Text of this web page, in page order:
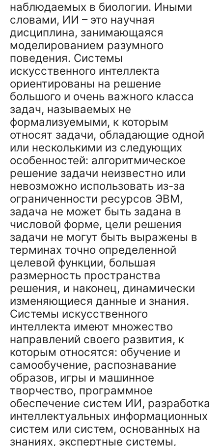
наблюдаемых в биологии. Иными
словами, ИИ – это научная
дисциплина, занимающаяся
моделированием разумного
поведения. Системы
искусственного интеллекта
ориентированы на решение
большого и очень важного класса
задач, называемых не
формализуемыми, к которым
относят задачи, обладающие одной
или несколькими из следующих
особенностей: алгоритмическое
решение задачи неизвестно или
невозможно использовать из-за
ограниченности ресурсов ЭВМ,
задача не может быть задана в
числовой форме, цели решения
задачи не могут быть выражены в
терминах точно определенной
целевой функции, большая
размерность пространства
решения, и наконец, динамически
изменяющиеся данные и знания.
Системы искусственного
интеллекта имеют множество
направлений своего развития, к
которым относятся: обучение и
самообучение, распознавание
образов, игры и машинное
творчество, программное
обеспечение систем ИИ, разработка
интеллектуальных информационных
систем или систем, основанных на
знаниях, экспертные системы,